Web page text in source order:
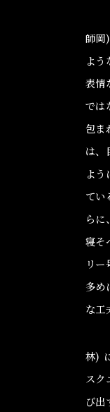
師岡
よ
表情
では
包ま
は、
よ
てい
らに
寝そ
リ
多め
な工
林)
スク
び出